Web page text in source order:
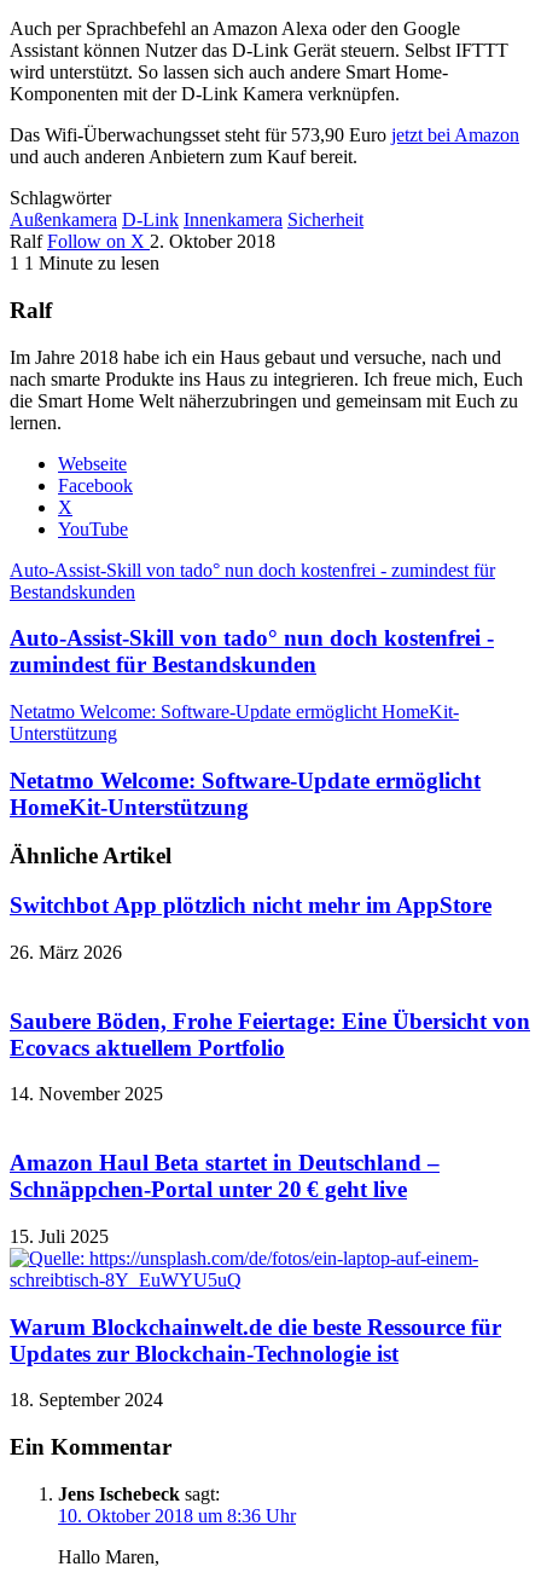
Auch per Sprachbefehl an Amazon Alexa oder den Google
Assistant können Nutzer das D-Link Gerät steuern. Selbst IFTTT
wird unterstützt. So lassen sich auch andere Smart Home-
Komponenten mit der D-Link Kamera verknüpfen.
Das Wifi-Überwachungsset steht für 573,90 Euro jetzt bei Amazon
und auch anderen Anbietern zum Kauf bereit.
Schlagwörter
Außenkamera D-Link Innenkamera Sicherheit
Ralf Follow on X 2. Oktober 2018
1 1 Minute zu lesen
Ralf
Im Jahre 2018 habe ich ein Haus gebaut und versuche, nach und
nach smarte Produkte ins Haus zu integrieren. Ich freue mich, Euch
die Smart Home Welt näherzubringen und gemeinsam mit Euch zu
lernen.
Webseite
Facebook
X
YouTube
Auto-Assist-Skill von tado° nun doch kostenfrei - zumindest für
Bestandskunden
Auto-Assist-Skill von tado° nun doch kostenfrei -
zumindest für Bestandskunden
Netatmo Welcome: Software-Update ermöglicht HomeKit-
Unterstützung
Netatmo Welcome: Software-Update ermöglicht
HomeKit-Unterstützung
Ähnliche Artikel
Switchbot App plötzlich nicht mehr im AppStore
26. März 2026
Saubere Böden, Frohe Feiertage: Eine Übersicht von
Ecovacs aktuellem Portfolio
14. November 2025
Amazon Haul Beta startet in Deutschland –
Schnäppchen-Portal unter 20 € geht live
15. Juli 2025
Warum Blockchainwelt.de die beste Ressource für
Updates zur Blockchain-Technologie ist
18. September 2024
Ein Kommentar
Jens Ischebeck sagt:
10. Oktober 2018 um 8:36 Uhr
Hallo Maren,